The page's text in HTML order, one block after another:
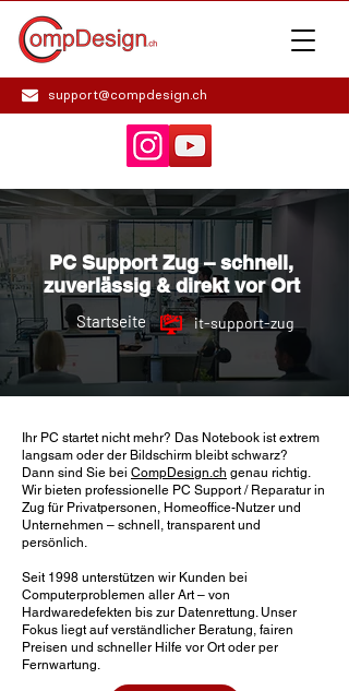
support@compdesign.ch
PC Support Zug – schnell,
zuverlässig & direkt vor Ort
Startseite it-support-zug
Ihr PC startet nicht mehr? Das Notebook ist extrem
langsam oder der Bildschirm bleibt schwarz?
Dann sind Sie bei CompDesign.ch genau richtig.
Wir bieten professionelle PC Support / Reparatur in
Zug für Privatpersonen, Homeoffice-Nutzer und
Unternehmen – schnell, transparent und
persönlich.
Seit 1998 unterstützen wir Kunden bei
Computerproblemen aller Art – von
Hardwaredefekten bis zur Datenrettung. Unser
Fokus liegt auf verständlicher Beratung, fairen
Preisen und schneller Hilfe vor Ort oder per
Fernwartung.